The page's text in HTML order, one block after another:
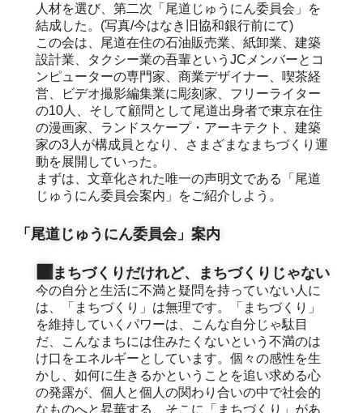
人材を選び、第二次「尾道じゅうにん委員会」を
結成した。(写真/今はなき旧協和銀行前にて)
この会は、尾道在住の石油販売業、紙卸業、建築
設計業、タクシー業の吾輩というJCメンバーとコ
ンピューターの専門家、商業デザイナー、喫茶経
営、ビデオ撮影編集業に彫刻家、フリーライター
の10人、そして顧問として尾道出身者で東京在住
の漫画家、ランドスケープ・アーキテクト、建築
家の3人が構成員となり、さまざまなまちづくり運
動を展開していった。
まずは、文章化された唯一の声明文である「尾道
じゅうにん委員会案内」をご紹介しよう。
「尾道じゅうにん委員会」案内
◼️まちづくりだけれど、まちづくりじゃない
今の自分と生活に不満と疑問を持っていない人に
は、「まちづくり」は無理です。「まちづくり」
を維持していくパワーは、こんな自分じゃ駄目
だ、こんなまちには住みたくないという不満のは
け口をエネルギーとしています。個々の感性を生
かし、如何に生きるかということを追い求める心
の発露が、個人と個人の関わり合いの中で社会的
なものへと昇華する、そこに「まちづくり」があ